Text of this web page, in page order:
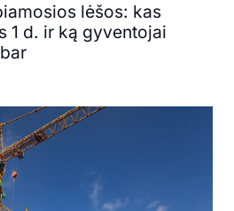
lėšos: kas
1 d. ir ką gyventojai